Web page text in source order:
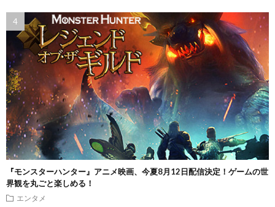
『モンスターハンター』アニメ映画、今夏8月12日配信決定！ゲームの世
界観を丸ごと楽しめる！
エンタメ